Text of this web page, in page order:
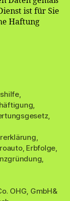
ist für Sie
Haftung
,
,
,
,
, Erbfolge,
,
OHG, GmbH&